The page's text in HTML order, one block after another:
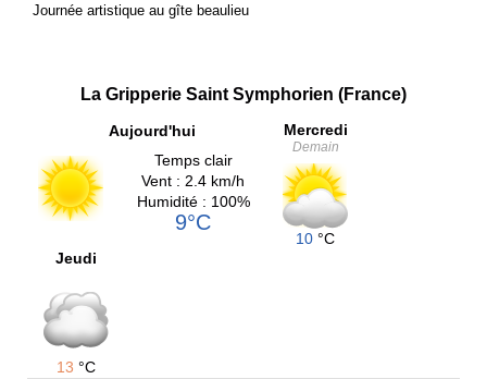
Journée artistique au gîte beaulieu
La Gripperie Saint Symphorien (France)
Aujourd'hui
Temps clair
Vent : 2.4 km/h
Humidité : 100%
9°C
Mercredi
Demain
10 °C
Jeudi
13 °C